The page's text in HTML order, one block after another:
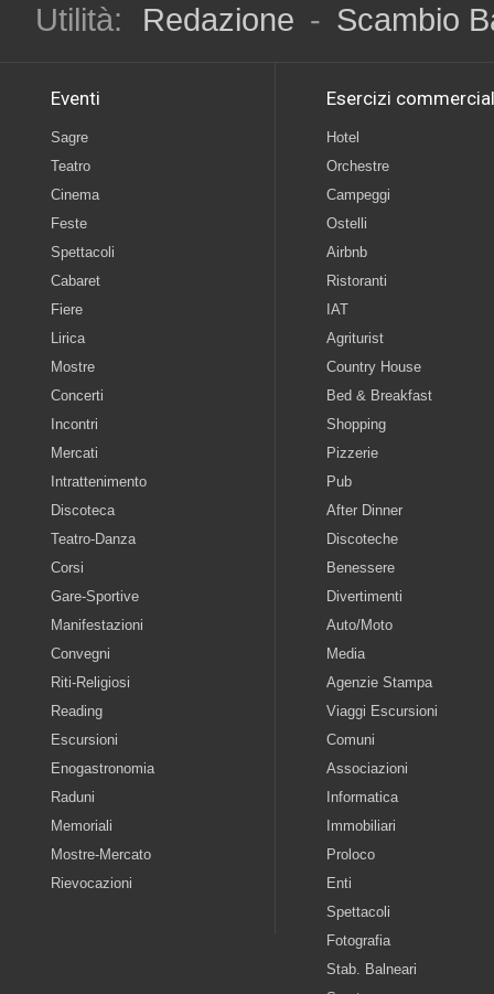
Utilità:
Redazione - Scambio
Eventi
Sagre
Teatro
Cinema
Feste
Spettacoli
Cabaret
Fiere
Lirica
Mostre
Concerti
Incontri
Mercati
Intrattenimento
Discoteca
Teatro-Danza
Corsi
Gare-Sportive
Manifestazioni
Convegni
Riti-Religiosi
Reading
Escursioni
Enogastronomia
Raduni
Memoriali
Mostre-Mercato
Rievocazioni
Esercizi
Hotel
Orchestre
Campeggi
Ostelli
Airbnb
Ristoranti
IAT
Agriturist
Country House
Bed & Breakfast
Shopping
Pizzerie
Pub
After Dinner
Discoteche
Benessere
Divertimenti
Auto/Moto
Media
Agenzie Stampa
Viaggi Escursioni
Comuni
Associazioni
Informatica
Immobiliari
Proloco
Enti
Spettacoli
Fotografia
Stab. Balneari